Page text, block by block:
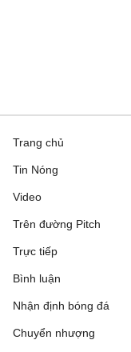
Trang chủ
Tin Nóng
Video
Trên đường Pitch
Trực tiếp
Bình luận
Nhận định bóng đá
Chuyển nhượng